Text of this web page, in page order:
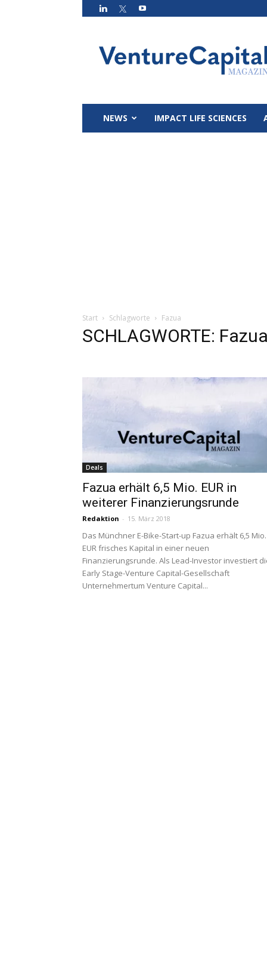
Magazin
NEWS IMPACT LIFE SCIENCES
Start Schlagworte Fazua
SCHLAGWORTE:
Deals
Fazua erhält 6,5 Mio. EUR in
weiterer Finanzierungsrunde
Redaktion - 15. März 2018
Das Münchner E-Bike-Start-up Fazua erhält 6,5 Mio.
EUR frisches Kapital in einer neuen
Finanzierungsrunde. Als Lead-Investor investiert
Early Stage-Venture Capital-Gesellschaft
Unternehmertum Venture Capital...